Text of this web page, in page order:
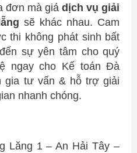
đơn mà giádịch vụ giải
sẽ khác nhau. Cam
thi không phát sinh bất
sự yên tâm cho quý
ngay cho Kế toán Đà
gia tư vấn & hỗ trợ giải
nhanh chóng.
Lăng 1 – An Hải Tây –